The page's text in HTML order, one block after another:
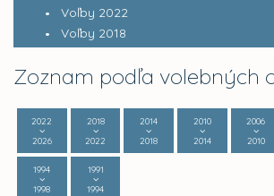
Voľby 2022
Voľby 2018
Zoznam podľa volebných
2022
2026
2018
2022
2014
2018
2010
2014
2006
2010
1994
1998
1991
1994